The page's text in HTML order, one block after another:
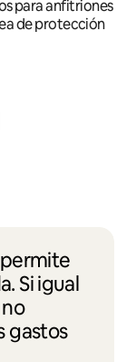
para anfitriones
de protección
Si igual
gastos